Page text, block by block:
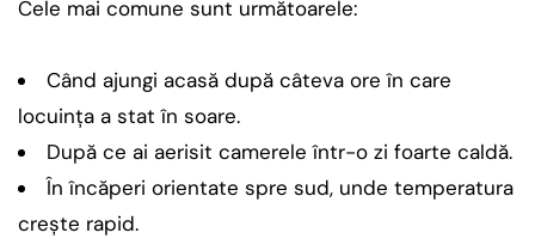
Cele mai comune sunt următoarele:
Când ajungi acasă după câteva ore în care
locuința a stat în soare.
După ce ai aerisit camerele într-o zi foarte caldă.
În încăperi orientate spre sud, unde temperatura
crește rapid.